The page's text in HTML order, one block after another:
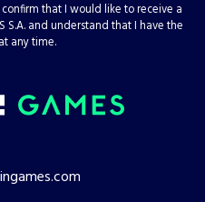
that I would like to receive a
S.A. and understand that I have the
any time.